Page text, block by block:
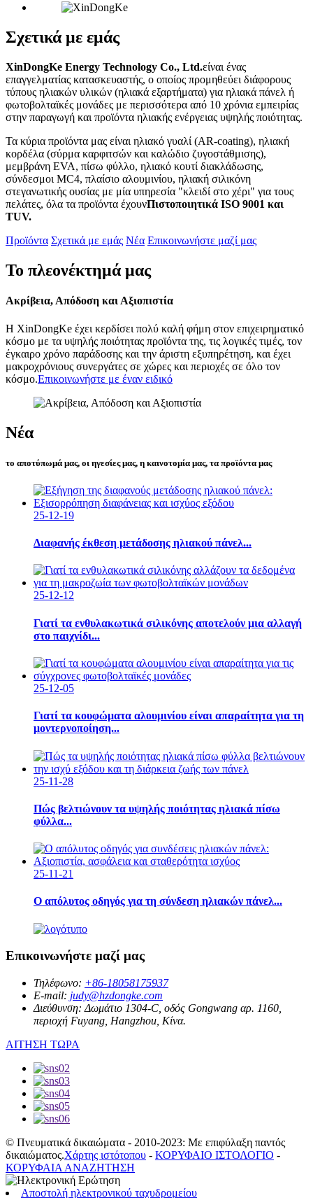
Σχετικά με εμάς
XinDongKe Energy Technology Co., Ltd.είναι ένας
επαγγελματίας κατασκευαστής, ο οποίος προμηθεύει διάφορους
τύπους ηλιακών υλικών (ηλιακά εξαρτήματα) για ηλιακά πάνελ ή
φωτοβολταϊκές μονάδες με περισσότερα από 10 χρόνια εμπειρίας
στην παραγωγή και προϊόντα ηλιακής ενέργειας υψηλής ποιότητας.
Τα κύρια προϊόντα μας είναι ηλιακό γυαλί (AR-coating), ηλιακή
κορδέλα (σύρμα καρφιτσών και καλώδιο ζυγοστάθμισης),
μεμβράνη EVA, πίσω φύλλο, ηλιακό κουτί διακλάδωσης,
σύνδεσμοι MC4, πλαίσιο αλουμινίου, ηλιακή σιλικόνη
στεγανωτικής ουσίας με μία υπηρεσία "κλειδί στο χέρι" για τους
πελάτες, όλα τα προϊόντα έχουνΠιστοποιητικά ISO 9001 και
TUV.
Προϊόντα Σχετικά με εμάς Νέα Επικοινωνήστε μαζί μας
Το πλεονέκτημά μας
Ακρίβεια, Απόδοση και Αξιοπιστία
Η XinDongKe έχει κερδίσει πολύ καλή φήμη στον επιχειρηματικό
κόσμο με τα υψηλής ποιότητας προϊόντα της, τις λογικές τιμές, τον
έγκαιρο χρόνο παράδοσης και την άριστη εξυπηρέτηση, και έχει
μακροχρόνιους συνεργάτες σε χώρες και περιοχές σε όλο τον
κόσμο.Επικοινωνήστε με έναν ειδικό
Νέα
το αποτύπωμά μας, οι ηγεσίες μας, η καινοτομία μας, τα προϊόντα μας
25-12-19
Διαφανής έκθεση μετάδοσης ηλιακού πάνελ...
25-12-12
Γιατί τα ενθυλακωτικά σιλικόνης αποτελούν μια αλλαγή
στο παιχνίδι...
25-12-05
Γιατί τα κουφώματα αλουμινίου είναι απαραίτητα για τη
μοντερνοποίηση...
25-11-28
Πώς βελτιώνουν τα υψηλής ποιότητας ηλιακά πίσω
φύλλα...
25-11-21
Ο απόλυτος οδηγός για τη σύνδεση ηλιακών πάνελ...
Επικοινωνήστε μαζί μας
Τηλέφωνο: +86-18058175937
E-mail: judy@hzdongke.com
Διεύθυνση: Δωμάτιο 1304-C, οδός Gongwang αρ. 1160,
περιοχή Fuyang, Hangzhou, Κίνα.
ΑΙΤΗΣΗ ΤΩΡΑ
© Πνευματικά δικαιώματα - 2010-2023: Με επιφύλαξη παντός
δικαιώματος.Χάρτης ιστότοπου - ΚΟΡΥΦΑΙΟ ΙΣΤΟΛΟΓΙΟ -
ΚΟΡΥΦΑΙΑ ΑΝΑΖΗΤΗΣΗ
Αποστολή ηλεκτρονικού ταχυδρομείου